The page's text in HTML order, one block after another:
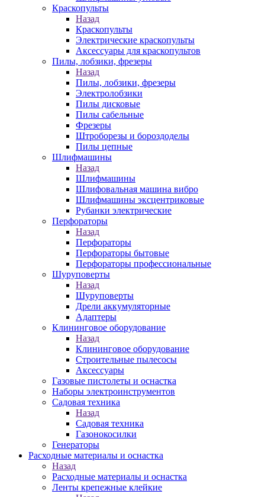
Краскопульты
Назад
Краскопульты
Электрические краскопульты
Аксессуары для краскопультов
Пилы, лобзики, фрезеры
Назад
Пилы, лобзики, фрезеры
Электролобзики
Пилы дисковые
Пилы сабельные
Фрезеры
Штроборезы и бороздоделы
Пилы цепные
Шлифмашины
Назад
Шлифмашины
Шлифовальная машина вибро
Шлифмашины эксцентриковые
Рубанки электрические
Перфораторы
Назад
Перфораторы
Перфораторы бытовые
Перфораторы профессиональные
Шуруповерты
Назад
Шуруповерты
Дрели аккумуляторные
Адаптеры
Клининговое оборудование
Назад
Клининговое оборудование
Строительные пылесосы
Аксессуары
Газовые пистолеты и оснастка
Наборы электроинструментов
Садовая техника
Назад
Садовая техника
Газонокосилки
Генераторы
Расходные материалы и оснастка
Назад
Расходные материалы и оснастка
Ленты крепежные клейкие